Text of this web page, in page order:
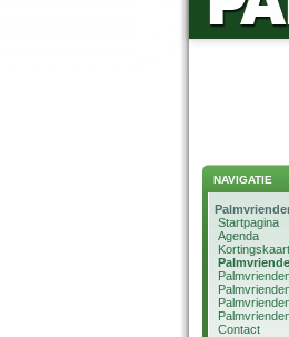
NAVIGATIE
Startpagina
Agenda
Kortingskaart
Contact